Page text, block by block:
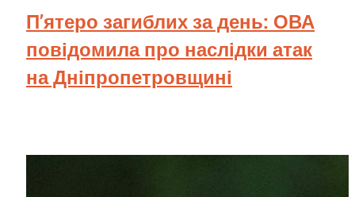
П’ятеро загиблих за день: ОВА
повідомила про наслідки атак
на Дніпропетровщині